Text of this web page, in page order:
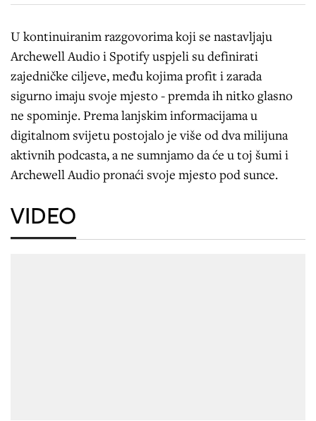
U kontinuiranim razgovorima koji se nastavljaju
Archewell Audio i Spotify uspjeli su definirati
zajedničke ciljeve, među kojima profit i zarada
sigurno imaju svoje mjesto - premda ih nitko glasno
ne spominje. Prema lanjskim informacijama u
digitalnom svijetu postojalo je više od dva milijuna
aktivnih podcasta, a ne sumnjamo da će u toj šumi i
Archewell Audio pronaći svoje mjesto pod sunce.
VIDEO